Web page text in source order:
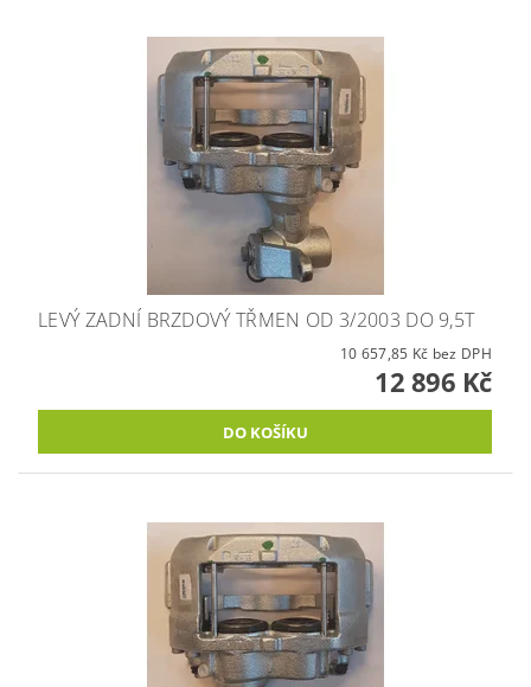
LEVÝ ZADNÍ BRZDOVÝ TŘMEN OD 3/2003 DO 9,5T
10 657,85 Kč bez DPH
12 896 Kč